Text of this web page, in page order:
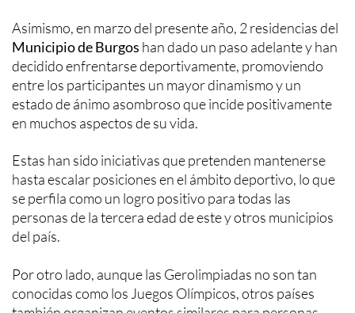
Asimismo, en marzo del presente año, 2 residencias del
Municipio de Burgos han dado un paso adelante y han
decidido enfrentarse deportivamente, promoviendo
entre los participantes un mayor dinamismo y un
estado de ánimo asombroso que incide positivamente
en muchos aspectos de su vida.
Estas han sido iniciativas que pretenden mantenerse
hasta escalar posiciones en el ámbito deportivo, lo que
se perfila como un logro positivo para todas las
personas de la tercera edad de este y otros municipios
del país.
Por otro lado, aunque las Gerolimpiadas no son tan
conocidas como los Juegos Olímpicos, otros países